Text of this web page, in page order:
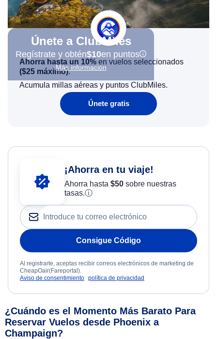
Únete a ClubMiles
Regístrate y obtén$10en puntos
Más información
Ahorra hasta un 10% en vuelos seleccionados
($25 máximo).
Acumula millas aéreas y puntos ClubMiles.
Únete gratis
¡Ahorra en tu viaje!
Ahorra hasta $50sobre nuestras
tasas.ⓘ
Consigue Código
Al registrarte, aceptas recibir correos electrónicos de marketing de
CheapOair(Fareportal).
Aviso de consentimiento política de privacidad
¿Cuándo es el Momento Más Barato Para
Reservar Vuelos desde Phoenix a
Champaign?